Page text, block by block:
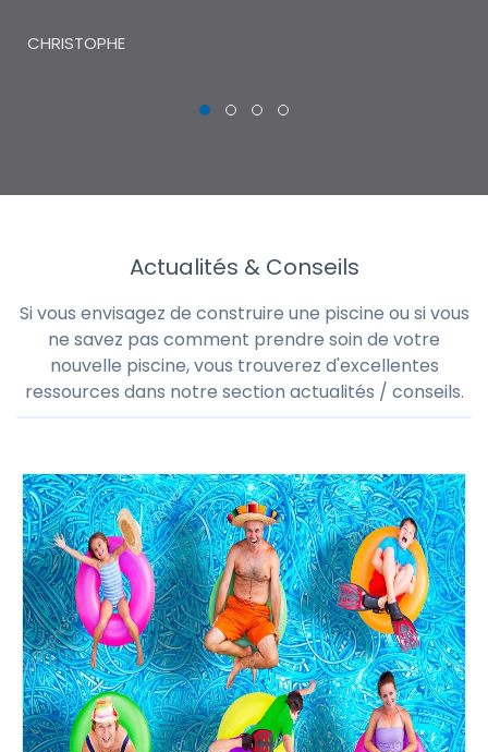
CHRISTOPHE
Actualités & Conseils
Si vous envisagez de construire une piscine ou si vous
ne savez pas comment prendre soin de votre
nouvelle piscine, vous trouverez d'excellentes
ressources dans notre section actualités / conseils.